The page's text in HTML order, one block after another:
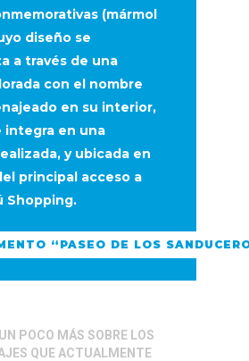
(mármol
diseño se
a través de una
con el nombre
en su interior,
integra en una
y ubicada en
principal acceso a
Shopping.
“PASEO DE LOS
POCO MÁS SOBRE LOS
QUE ACTUALMENTE